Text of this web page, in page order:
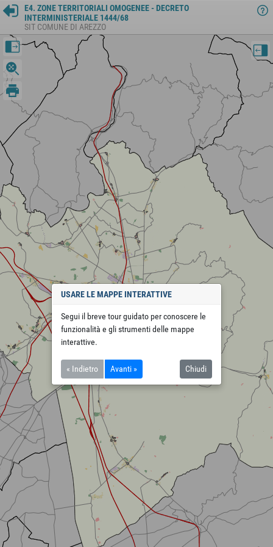
E4. ZONE TERRITORIALI OMOGENEE - DECRETO
INTERMINISTERIALE 1444/68
SIT COMUNE DI AREZZO
USARE LE MAPPE INTERATTIVE
Segui il breve tour guidato per conoscere le
funzionalità e gli strumenti delle mappe
interattive.
« Indietro Avanti » Chiudi